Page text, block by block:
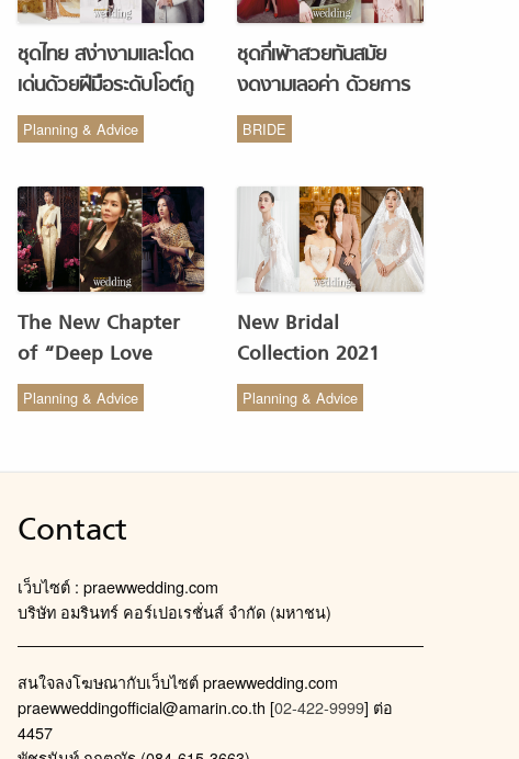
ชุดไทย สง่างามและโดด
เด่นด้วยฝีมือระดับโอต์กู
ตูร์ จากห้องเสื้อ Vanus
Couture
Planning & Advice
ชุดกี่เพ้าสวยทันสมัย
งดงามเลอค่า ด้วยการ
รังสรรค์จากห้องเสื้อ
Monique Wedding
BRIDE
The New Chapter
of “Deep Love
Wedding Studio” :
รังสรรค์ผ้าทอของไทยให้
Planning & Advice
New Bridal
Collection 2021
from COCO CHIC
สวย เรียบง่าย สไตล์มินิ
Planning & Advice
Contact
เว็บไซต์ : praewwedding.com
บริษัท อมรินทร์ คอร์เปอเรชั่นส์ จำกัด (มหาชน)
สนใจลงโฆษณากับเว็บไซต์ praewwedding.com
praewweddingofficial@amarin.co.th [02-422-9999] ต่อ
4457